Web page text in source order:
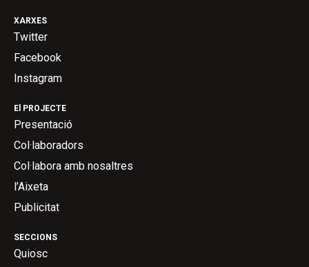
SECCIONS
Quiosc
El PROJECTE
Presentació
Col·laboradors
Col·labora amb nosaltres
l’Aixeta
Publicitat
XARXES
Twitter
Facebook
Instagram